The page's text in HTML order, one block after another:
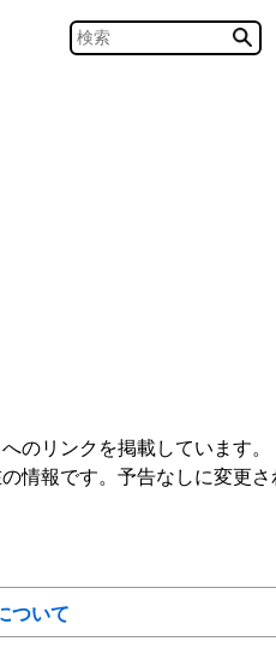
のリンクを掲載しています。
情報です。予告なしに変更
ついて